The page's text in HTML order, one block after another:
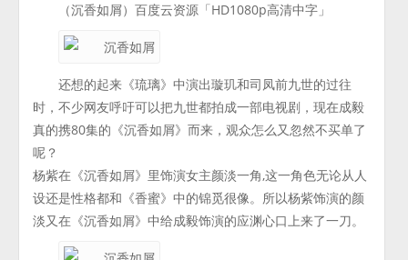
（沉香如屑）百度云资源「HD1080p高清中字」
还想的起来《琉璃》中演出璇玑和司凤前九世的过往
时，不少网友呼吁可以把九世都拍成一部电视剧，现在成毅
真的携80集的《沉香如屑》而来，观众怎么又忽然不买单了
呢？
杨紫在《沉香如屑》里饰演女主颜淡一角,这一角色无论从人
设还是性格都和《香蜜》中的锦觅很像。所以杨紫饰演的颜
淡又在《沉香如屑》中给成毅饰演的应渊心口上来了一刀。